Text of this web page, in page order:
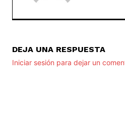
DEJA UNA RESPUESTA
Iniciar sesión para dejar un